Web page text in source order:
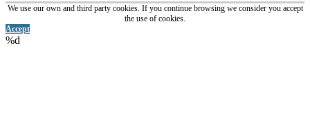
We use our own and third party cookies. If you continue browsing we consider you accept
the use of cookies.
Accept
%d